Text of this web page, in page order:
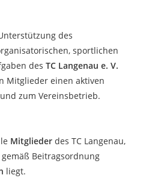
des
sportlichen
des TC Langenau e. V.
Mitglieder einen aktiven
zum Vereinsbetrieb.
Mitglieder des TC Langenau,
Beitragsordnung
liegt.